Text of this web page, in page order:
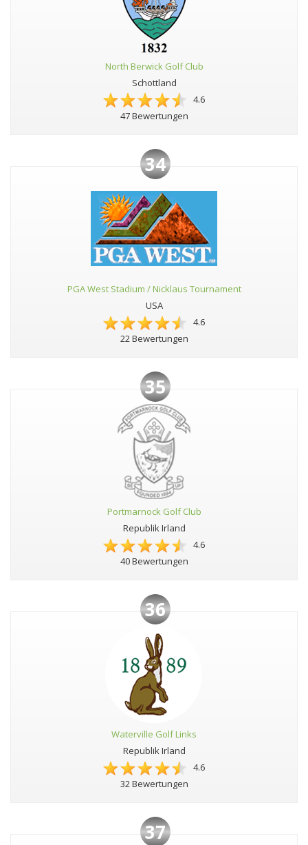
North Berwick Golf Club
Schottland
4.6
47 Bewertungen
34
PGA West Stadium / Nicklaus Tournament
USA
4.6
22 Bewertungen
35
Portmarnock Golf Club
Republik Irland
4.6
40 Bewertungen
36
Waterville Golf Links
Republik Irland
4.6
32 Bewertungen
37